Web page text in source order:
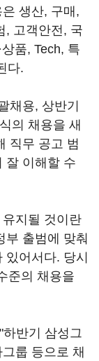
생산, 구매,
, 고객안전, 국
품, Tech, 특
다.
채용, 상반기
의 채용을 새
직무 공고 범
잘 이해할 수
지될 것이란
부 출범에 맞춰
어서다. 당시
준의 채용을
반기 삼성그
룹 등으로 채